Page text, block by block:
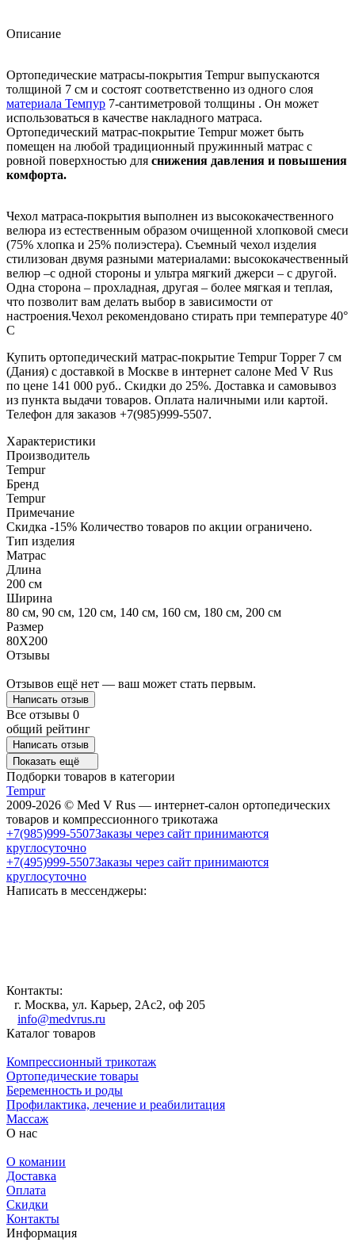
Описание
Ортопедические матрасы-покрытия Tempur выпускаются
толщиной 7 см и состоят соответственно из одного слоя
материала Темпур 7-сантиметровой толщины . Он может
использоваться в качестве накладного матраса.
Ортопедический матрас-покрытие Tempur может быть
помещен на любой традиционный пружинный матрас с
ровной поверхностью для снижения давления и повышения
комфорта.
Чехол матраса-покрытия выполнен из высококачественного
велюра из естественным образом очищенной хлопковой смеси
(75% хлопка и 25% полиэстера). Cъемный чехол изделия
стилизован двумя разными материалами: высококачественный
велюр –с одной стороны и ультра мягкий джерси – с другой.
Одна сторона – прохладная, другая – более мягкая и теплая,
что позволит вам делать выбор в зависимости от
настроения.Чехол рекомендовано стирать при температуре 40°
C
Купить ортопедический матрас-покрытие Tempur Topper 7 см
(Дания) с доставкой в Москве в интернет салоне Med V Rus
по цене 141 000 руб.. Скидки до 25%. Доставка и самовывоз
из пункта выдачи товаров. Оплата наличными или картой.
Телефон для заказов +7(985)999-5507.
Характеристики
Производитель
Tempur
Бренд
Tempur
Примечание
Скидка -15% Количество товаров по акции ограничено.
Тип изделия
Матрас
Длина
200 см
Ширина
80 см, 90 см, 120 см, 140 см, 160 см, 180 см, 200 см
Размер
80Х200
Отзывы
Отзывов ещё нет — ваш может стать первым.
Написать отзыв
Все отзывы 0
общий рейтинг
Написать отзыв
Показать ещё
Подборки товаров в категории
Tempur
2009-2026 © Med V Rus — интернет-салон ортопедических
товаров и компрессионного трикотажа
+7(985)999-5507Заказы через сайт принимаются
круглосуточно
+7(495)999-5507Заказы через сайт принимаются
круглосуточно
Написать в мессенджеры:
Контакты:
г. Москва, ул. Карьер, 2Ас2, оф 205
info@medvrus.ru
Каталог товаров
Компрессионный трикотаж
Ортопедические товары
Беременность и роды
Профилактика, лечение и реабилитация
Массаж
О нас
О комании
Доставка
Оплата
Скидки
Контакты
Информация